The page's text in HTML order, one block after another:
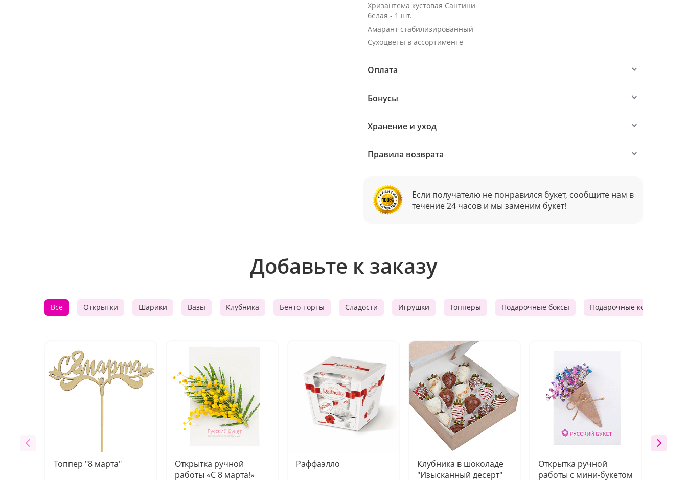
Хризантема кустовая Сантини
белая - 1 шт.
Амарант стабилизированный
Сухоцветы в ассортименте
Оплата
Бонусы
Хранение и уход
Правила возврата
Если получателю не понравился букет, сообщите нам в
течение 24 часов и мы заменим букет!
Добавьте к заказу
Все Открытки Шарики Вазы Клубника Бенто-торты Сладости Игрушки Топперы Подарочные боксы Подарочные корзины
Топпер "8 марта"
Открытка ручной
работы «С 8 марта!»
Раффаэлло
Клубника в шоколаде
"Изысканный десерт"
Открытка ручной
работы с мини-букетом